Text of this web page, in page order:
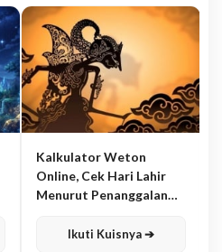
Kalkulator Weton
Online, Cek Hari Lahir
Menurut Penanggalan
Ikuti Kuisnya ➔